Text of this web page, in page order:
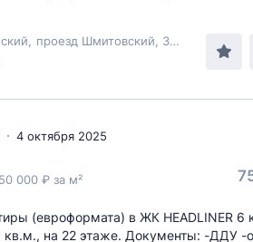
проезд Шмитовский , 39к6
4 октября 2025
000 ₽ за м²
(евроформата) в ЖК HEADLINER 6
на 22 этаже. Документы: -ДДУ -